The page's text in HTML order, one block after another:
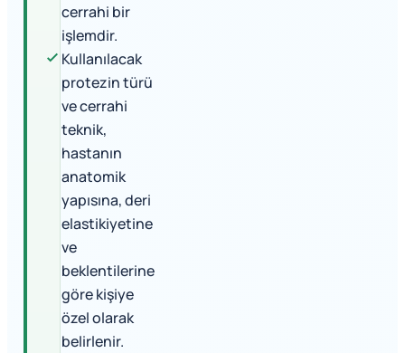
cerrahi bir
işlemdir.
Kullanılacak
protezin türü
ve cerrahi
teknik,
hastanın
anatomik
yapısına, deri
elastikiyetine
ve
beklentilerine
göre kişiye
özel olarak
belirlenir.